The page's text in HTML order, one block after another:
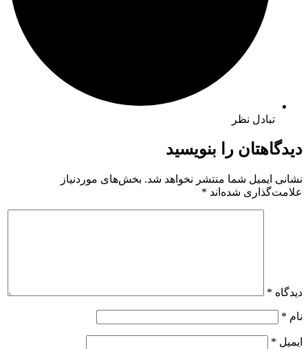
تبادل نظر
دیدگاهتان را بنویسید
نشانی ایمیل شما منتشر نخواهد شد. بخش‌های موردنیاز
علامت‌گذاری شده‌اند *
دیدگاه *
نام *
ایمیل *